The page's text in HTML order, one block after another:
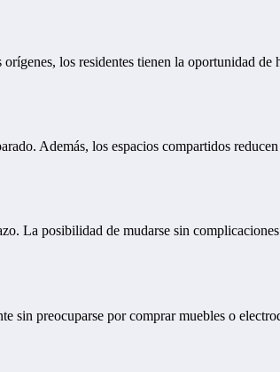
los residentes tienen la oportunidad de
Además, los espacios compartidos
La posibilidad de mudarse sin
sin preocuparse por comprar muebles o